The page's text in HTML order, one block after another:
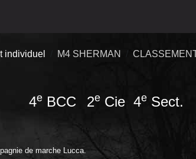
individuel M4 SHERMAN
4e BCC 2e Cie 4e Sect.
de marche Lucca.